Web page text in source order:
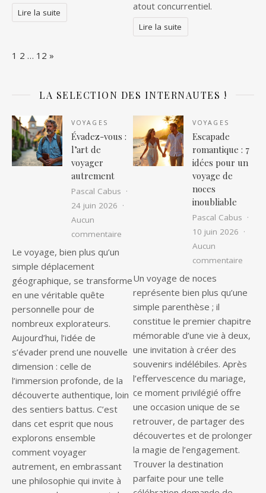
Lire la suite
atout concurrentiel.
Lire la suite
Page:
1 2 … 12 Next
»
LA SELECTION DES INTERNAUTES !
VOYAGES
Évadez-vous :
l’art de
voyager
autrement
Pascal Cabus
24 juin 2026
Aucun
commentaire sur Évadez-vous : l’art de voyager
Le voyage, bien plus qu’un
simple déplacement
géographique, se transforme
en une véritable quête
personnelle pour de
nombreux explorateurs.
Aujourd’hui, l’idée de
s’évader prend une nouvelle
dimension : celle de
l’immersion profonde, de la
découverte authentique, loin
des sentiers battus. C’est
dans cet esprit que nous
explorons ensemble
comment voyager
autrement, en embrassant
une philosophie qui invite à
VOYAGES
Escapade
romantique : 7
idées pour un
voyage de
noces
inoubliable
Pascal Cabus
10 juin 2026
Aucun
commentaire
Un voyage de noces
représente bien plus qu’une
simple parenthèse ; il
constitue le premier chapitre
mémorable d’une vie à deux,
une invitation à créer des
souvenirs indélébiles. Après
l’effervescence du mariage,
ce moment privilégié offre
une occasion unique de se
retrouver, de partager des
découvertes et de prolonger
la magie de l’engagement.
Trouver la destination
parfaite pour une telle